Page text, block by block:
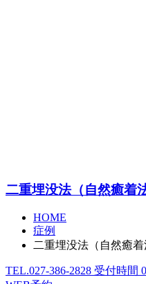
二重埋没法（自然癒着
HOME
症例
二重埋没法（自然癒着
TEL.027-386-2828 受付時間